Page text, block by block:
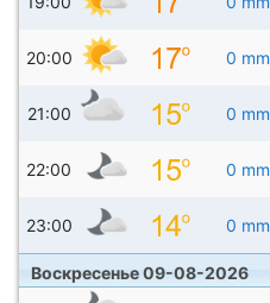
20:00 0 mm
21:00 0 mm
22:00 0 mm
23:00 0 mm
Воскресенье 09-08-2026